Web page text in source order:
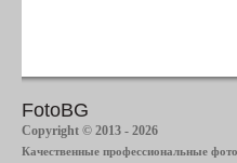
FotoBG
Copyright © 2013 - 2026
Качественные профессиональные